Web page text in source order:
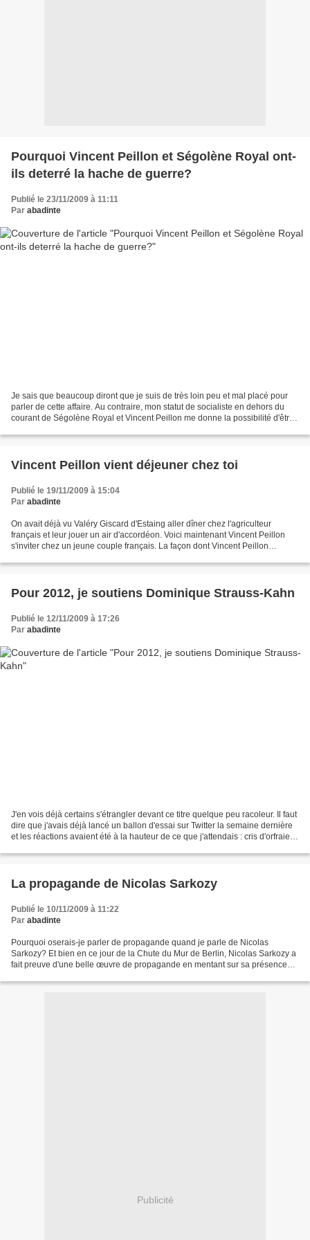
Pourquoi Vincent Peillon et Ségolène Royal ont-
ils deterré la hache de guerre?
Publié le 23/11/2009 à 11:11
Par abadinte
Je sais que beaucoup diront que je suis de très loin peu et mal placé pour
parler de cette affaire. Au contraire, mon statut de socialiste en dehors du
courant de Ségolène Royal et Vincent Peillon me donne la possibilité d'être
Vincent Peillon vient déjeuner chez toi
Publié le 19/11/2009 à 15:04
Par abadinte
On avait déjà vu Valéry Giscard d'Estaing aller dîner chez l'agriculteur
français et leur jouer un air d'accordéon. Voici maintenant Vincent Peillon
s'inviter chez un jeune couple français. La façon dont Vincent Peillon
Pour 2012, je soutiens Dominique Strauss-Kahn
Publié le 12/11/2009 à 17:26
Par abadinte
J'en vois déjà certains s'étrangler devant ce titre quelque peu racoleur. Il faut
dire que j'avais déjà lancé un ballon d'essai sur Twitter la semaine dernière
et les réactions avaient été à la hauteur de ce que j'attendais : cris d'orfraies
La propagande de Nicolas Sarkozy
Publié le 10/11/2009 à 11:22
Par abadinte
Pourquoi oserais-je parler de propagande quand je parle de Nicolas
Sarkozy? Et bien en ce jour de la Chute du Mur de Berlin, Nicolas Sarkozy a
fait preuve d'une belle œuvre de propagande en mentant sur sa présence
Publicité